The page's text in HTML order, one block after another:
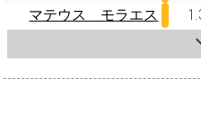
マテウス モラエス